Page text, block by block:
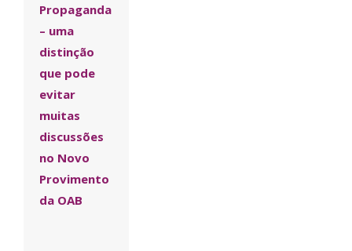
Propaganda
– uma
distinção
que pode
evitar
muitas
discussões
no Novo
Provimento
da OAB